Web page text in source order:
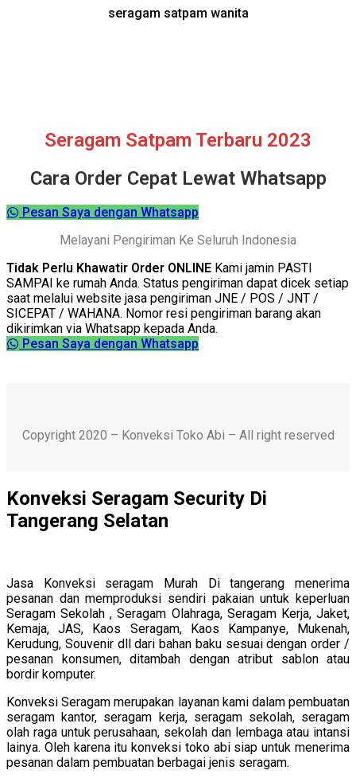
seragam satpam wanita
Seragam Satpam Terbaru 2023
Cara Order Cepat Lewat Whatsapp
Pesan Saya dengan Whatsapp
Melayani Pengiriman Ke Seluruh Indonesia
Tidak Perlu Khawatir Order ONLINE Kami jamin PASTI
SAMPAI ke rumah Anda. Status pengiriman dapat dicek setiap
saat melalui website jasa pengiriman JNE / POS / JNT /
SICEPAT / WAHANA. Nomor resi pengiriman barang akan
dikirimkan via Whatsapp kepada Anda.
Pesan Saya dengan Whatsapp
Copyright 2020 – Konveksi Toko Abi – All right reserved
Konveksi Seragam Security Di
Tangerang Selatan
Jasa Konveksi seragam Murah Di tangerang menerima
pesanan dan memproduksi sendiri pakaian untuk keperluan
Seragam Sekolah , Seragam Olahraga, Seragam Kerja, Jaket,
Kemaja, JAS, Kaos Seragam, Kaos Kampanye, Mukenah,
Kerudung, Souvenir dll dari bahan baku sesuai dengan order /
pesanan konsumen, ditambah dengan atribut sablon atau
bordir komputer.
Konveksi Seragam merupakan layanan kami dalam pembuatan
seragam kantor, seragam kerja, seragam sekolah, seragam
olah raga untuk perusahaan, sekolah dan lembaga atau intansi
lainya. Oleh karena itu konveksi toko abi siap untuk menerima
pesanan dalam pembuatan berbagai jenis seragam.